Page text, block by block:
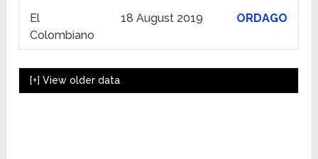
El
Colombiano
18 August 2019 ORDAGO
[+]View older data